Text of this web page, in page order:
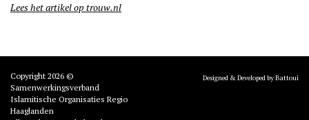
Lees het artikel op trouw.nl
Copyright 2026 ©
Samenwerkingsverband
Islamitische Organisaties Regio
Haaglanden
Designed & Developed by Battoui